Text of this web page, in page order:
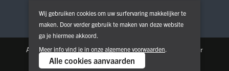
Algemene voorwaarden Privacy & Cookie Policy Disclaimer
Copyright © 2026. All Rights Reserved | Powered by
Wij gebruiken cookies om uw surfervaring makkelijker te
maken. Door verder gebruik te maken van deze website
ga je hiermee akkoord.
Meer info vind je in onze algemene voorwaarden.
Alle cookies aanvaarden